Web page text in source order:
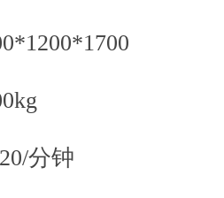
分钟